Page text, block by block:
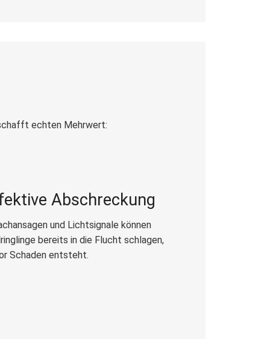
echten Mehrwert:
Abschreckung
und Lichtsignale können
bereits in die Flucht schlagen,
Schaden entsteht.